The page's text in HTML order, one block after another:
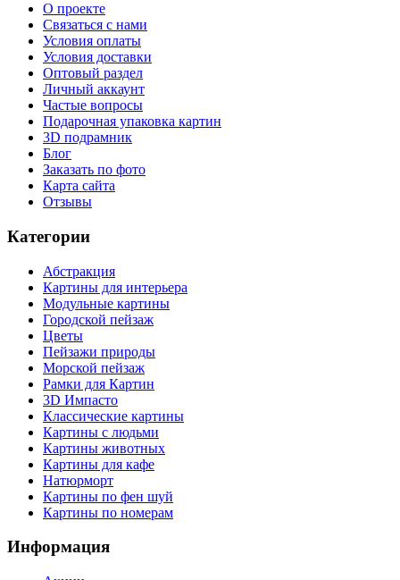
О проекте
Связаться с нами
Условия оплаты
Условия доставки
Оптовый раздел
Личный аккаунт
Частые вопросы
Подарочная упаковка картин
3D подрамник
Блог
Заказать по фото
Карта сайта
Отзывы
Категории
Абстракция
Картины для интерьера
Модульные картины
Городской пейзаж
Цветы
Пейзажи природы
Морской пейзаж
Рамки для Картин
3D Импасто
Классические картины
Картины с людьми
Картины животных
Картины для кафе
Натюрморт
Картины по фен шуй
Картины по номерам
Информация